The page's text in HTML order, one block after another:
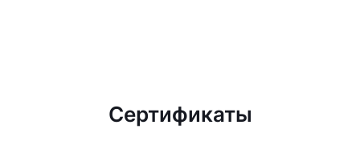
Сертификаты